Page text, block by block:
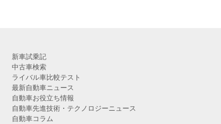
新車試乗記
中古車検索
ライバル車比較テスト
最新自動車ニュース
自動車お役立ち情報
自動車先進技術・テクノロジーニュース
自動車コラム